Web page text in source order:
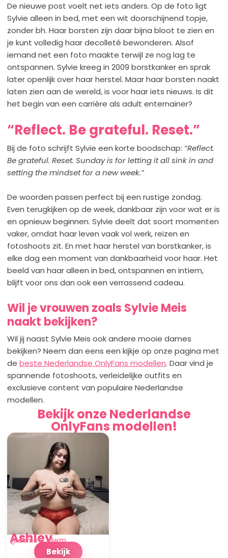
De nieuwe post voelt net iets anders. Op de foto ligt
Sylvie alleen in bed, met een wit doorschijnend topje,
zonder bh. Haar borsten zijn daar bijna bloot te zien en
je kunt volledig haar decolleté bewonderen. Alsof
iemand net een foto maakte terwijl ze nog lag te
ontspannen. Sylvie kreeg in 2009 borstkanker en sprak
later openlijk over haar herstel. Maar haar borsten naakt
laten zien aan de wereld, is voor haar iets nieuws. Is dit
het begin van een carrière als adult enternainer?
“Reflect. Be grateful. Reset.”
Bij de foto schrijft Sylvie een korte boodschap: “Reflect.
Be grateful. Reset. Sunday is for letting it all sink in and
setting the mindset for a new week.”
De woorden passen perfect bij een rustige zondag.
Even terugkijken op de week, dankbaar zijn voor wat er is
en opnieuw beginnen. Sylvie deelt dat soort momenten
vaker, omdat haar leven vaak vol werk, reizen en
fotoshoots zit. En met haar herstel van borstkanker, is
elke dag een moment van dankbaarheid voor haar. Het
beeld van haar alleen in bed, ontspannen en intiem,
blijft voor ons dan ook een verrassend cadeau.
Wil je vrouwen zoals Sylvie Meis
naakt bekijken?
Wil jij naast Sylvie Meis ook andere mooie dames
bekijken? Neem dan eens een kijkje op onze pagina met
de beste Nederlandse OnlyFans modellen. Daar vind je
spannende fotoshoots, verleidelijke outfits en
exclusieve content van populaire Nederlandse
modellen.
Bekijk onze Nederlandse
OnlyFans modellen!
Ashley
@ashley_dwm
Bekijk